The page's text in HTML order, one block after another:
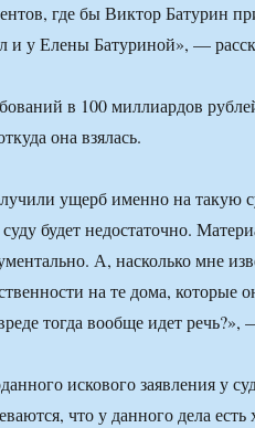
где бы Виктор Батурин
и у Елены Батуриной», —
в 100 миллиардов
она взялась.
ущерб именно на такую
будет недостаточно.
А, насколько мне
на те дома, которые
тогда вообще идет
искового заявления у
что у данного дела есть